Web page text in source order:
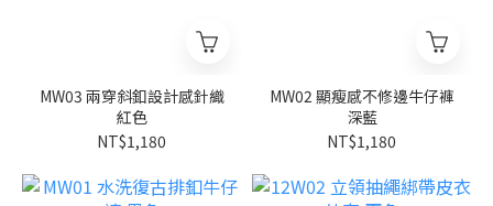
MW03 兩穿斜釦設計感針織
紅色
NT$1,180
MW02 顯瘦感不修邊牛仔褲
深藍
NT$1,180